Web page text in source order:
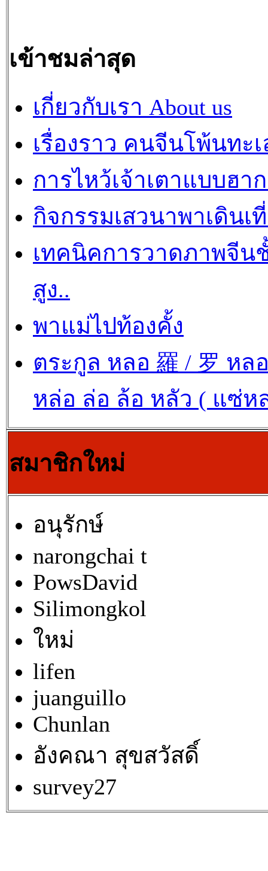
เข้าชมล่าสุด
เกี่ยวกับเรา About us
เรื่องราว คนจีนโพ้นทะ
การไหว้เจ้าเตาแบบฮา
กิจกรรมเสวนาพาเดินเ
เทคนิคการวาดภาพจีน
สูง..
พาแม่ไปท้องคั้ง
ตระกูล หลอ 羅 / 罗 หล
หล่อ ล่อ ล้อ หลัว ( แซ่ห
สมาชิกใหม่
อนุรักษ์
narongchai t
PowsDavid
Silimongkol
ใหม่
lifen
juanguillo
Chunlan
อังคณา สุขสวัสดิ์
survey27